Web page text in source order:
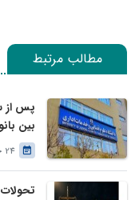
مطالب مرتبط
پس از
بین
24 خرداد 1405